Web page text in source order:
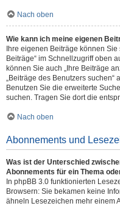
Nach oben
Wie kann ich meine eigenen
Ihre eigenen Beiträge können
Beiträge“ im Schnellzugriff oben
können Sie auch „Ihre Beiträge
„Beiträge des Benutzers
Benutzen Sie die erweiterte
suchen. Tragen Sie dort die
Nach oben
Abonnements und
Was ist der Unterschied
Abonnements für ein Thema
In phpBB 3.0 funktionierten
Browsern: Sie bekamen keine
ähneln Lesezeichen mehr einem